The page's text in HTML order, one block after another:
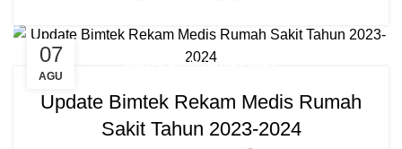
07
AGU
BIMTEK RSUD / PUSKESMAS
Update Bimtek Rekam Medis Rumah
Sakit Tahun 2023-2024